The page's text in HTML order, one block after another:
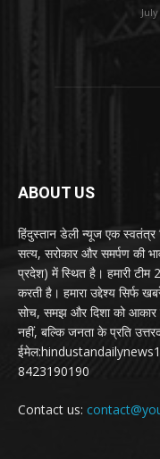
ABOUT US
हिंदुस्तान डेली न्यूज एक
सत्य, सरोकार और समर्पण की
प्रदेश) में स्थित है। हमारी टीम
करती है। हमारा उद्देश्य सिर्फ
सोच, समझ और दिशा को आकार
नहीं, बल्कि जनता के प्रति
8423190190
Contact us: